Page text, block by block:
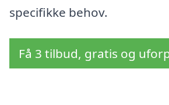
specifikke behov.
Få 3 tilbud, gratis og